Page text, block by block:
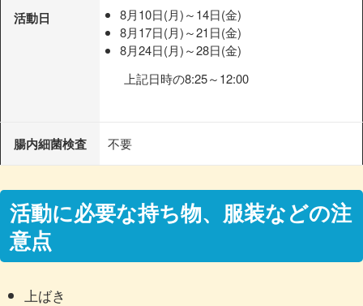
活動日
8月10日(月)～14日(金)
8月17日(月)～21日(金)
8月24日(月)～28日(金)
上記日時の8:25～12:00
腸内細菌検査 不要
活動に必要な持ち物、服装などの注
意点
上ばき